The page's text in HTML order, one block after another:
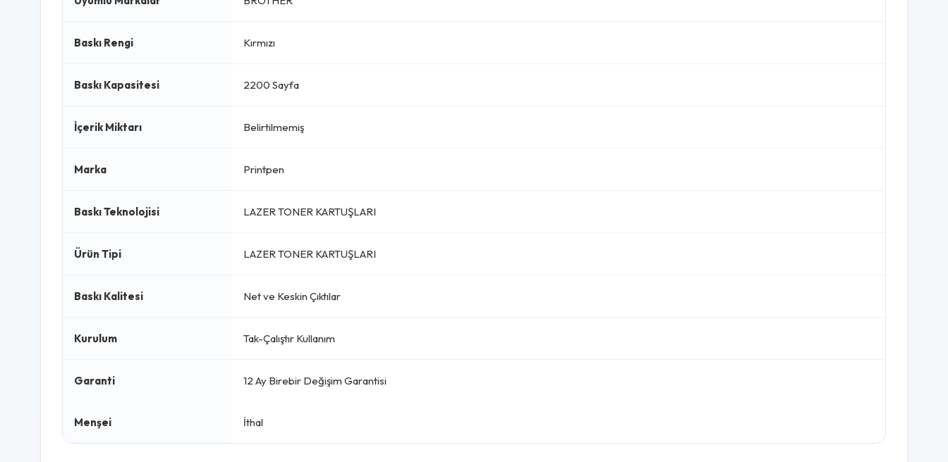
Baskı Rengi Kırmızı
Baskı Kapasitesi 2200 Sayfa
İçerik Miktarı Belirtilmemiş
Marka Printpen
Baskı Teknolojisi LAZER TONER KARTUŞLARI
Ürün Tipi LAZER TONER KARTUŞLARI
Baskı Kalitesi Net ve Keskin Çıktılar
Kurulum Tak-Çalıştır Kullanım
Garanti 12 Ay Birebir Değişim Garantisi
Menşei İthal